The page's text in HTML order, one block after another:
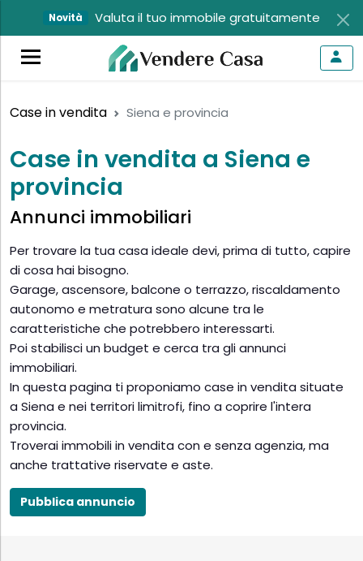
Novità Valuta il tuo immobile gratuitamente
Case in vendita Siena e provincia
Case in vendita a Siena e
provincia
Annunci immobiliari
Per trovare la tua casa ideale devi, prima di tutto, capire
di cosa hai bisogno.
Garage, ascensore, balcone o terrazzo, riscaldamento
autonomo e metratura sono alcune tra le
caratteristiche che potrebbero interessarti.
Poi stabilisci un budget e cerca tra gli annunci
immobiliari.
In questa pagina ti proponiamo case in vendita situate
a Siena e nei territori limitrofi, fino a coprire l'intera
provincia.
Troverai immobili in vendita con e senza agenzia, ma
anche trattative riservate e aste.
Pubblica annuncio